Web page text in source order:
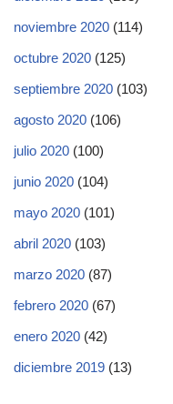
noviembre 2020 (114)
octubre 2020 (125)
septiembre 2020 (103)
agosto 2020 (106)
julio 2020 (100)
junio 2020 (104)
mayo 2020 (101)
abril 2020 (103)
marzo 2020 (87)
febrero 2020 (67)
enero 2020 (42)
diciembre 2019 (13)